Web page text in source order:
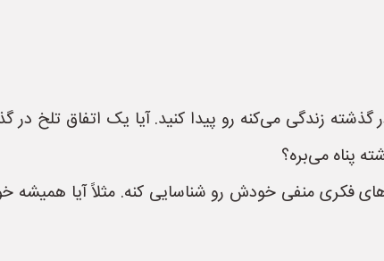
زندگی می‌کنه رو پیدا کنید. آیا یک اتفاق تلخ در
پناه می‌بره؟
فکری منفی خودش رو شناسایی کنه. مثلاً آیا